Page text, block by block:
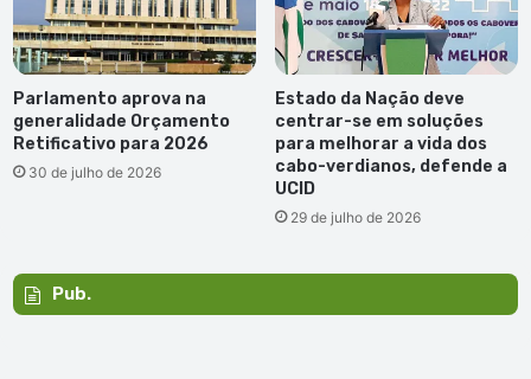
Parlamento aprova na
generalidade Orçamento
Retificativo para 2026
30 de julho de 2026
Estado da Nação deve
centrar-se em soluções
para melhorar a vida dos
cabo-verdianos, defende a
UCID
29 de julho de 2026
Pub.